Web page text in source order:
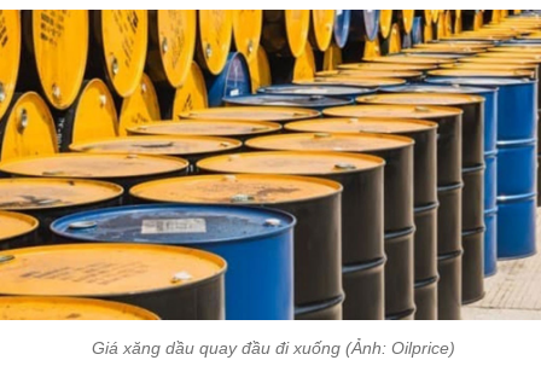
Giá xăng dầu quay đầu đi xuống (Ảnh: Oilprice)